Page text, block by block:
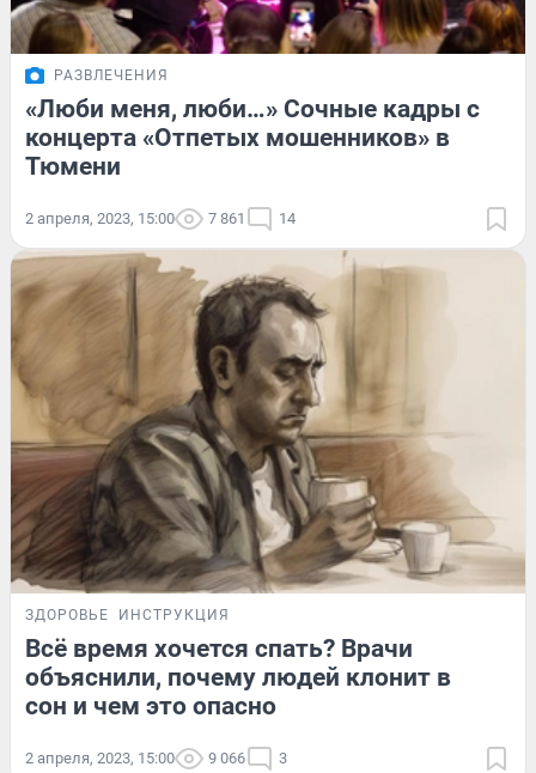
РАЗВЛЕЧЕНИЯ
«Люби меня, люби…» Сочные кадры с
концерта «Отпетых мошенников» в
Тюмени
2 апреля, 2023, 15:00 7 861 14
ЗДОРОВЬЕ ИНСТРУКЦИЯ
Всё время хочется спать? Врачи
объяснили, почему людей клонит в
сон и чем это опасно
2 апреля, 2023, 15:00 9 066 3